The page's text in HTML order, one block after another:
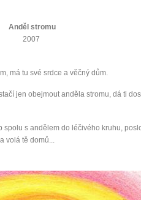
zdravý a
život
zdarma.
jak ráno vstanete?
to tak být - ZJISTĚTE
Anděl stromu
2007
má tu své srdce a věčný dům.
jen obejmout anděla stromu, dá ti
spolu s andělem do léčivého kruhu,
volá tě domů...